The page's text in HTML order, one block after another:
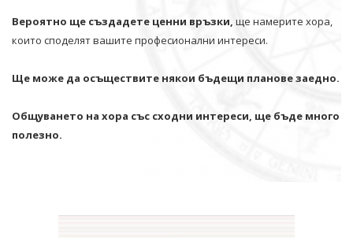
Вероятно ще създадете ценни връзки, ще намерите хора,
които споделят вашите професионални интереси.
Ще може да осъществите някои бъдещи планове заедно.
Общуването на хора със сходни интереси, ще бъде много
полезно.